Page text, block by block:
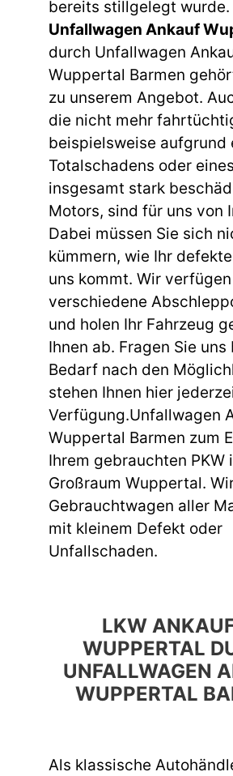
bereits stillgelegt wurde.
Unfallwagen Ankauf
durch Unfallwagen
Wuppertal Barmen
zu unserem Angebot.
die nicht mehr
beispielsweise aufgrund
Totalschadens oder eines
insgesamt stark
Motors, sind für uns von
Dabei müssen Sie sich
kümmern, wie Ihr
uns kommt. Wir
verschiedene
und holen Ihr Fahrzeug
Ihnen ab. Fragen Sie
Bedarf nach den
stehen Ihnen hier
Verfügung.Unfallwagen
Wuppertal Barmen zum
Ihrem gebrauchten PKW
Großraum Wuppertal.
Gebrauchtwagen aller
mit kleinem Defekt oder
Unfallschaden.
LKW
WUPPERTAL
UNFALLWAGEN
WUPPERTAL
Als klassische